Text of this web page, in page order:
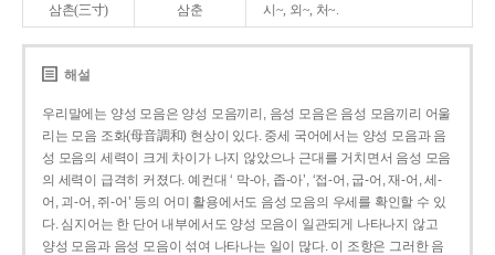
삼촌(三寸) 삼춘 시~, 외~, 처~.
해설
우리말에는 양성 모음은 양성 모음끼리, 음성 모음은 음성 모음끼리 어울
리는 모음 조화(母音調和) 현상이 있다. 중세 국어에서는 양성 모음과 음
성 모음의 세력이 크게 차이가 나지 않았으나 근대를 거치면서 음성 모음
의 세력이 급격히 커졌다. 예컨대 ‘ 막-아, 좁-아’, ‘접-어, 굽-어, 재-어, 세-
어, 괴-어, 쥐-어’ 등의 어미 활용에서도 음성 모음의 우세를 확인할 수 있
다. 심지어는 한 단어 내부에서도 양성 모음이 일관되게 나타나지 않고
양성 모음과 음성 모음이 섞여 나타나는 일이 많다. 이 조항은 그러한 음